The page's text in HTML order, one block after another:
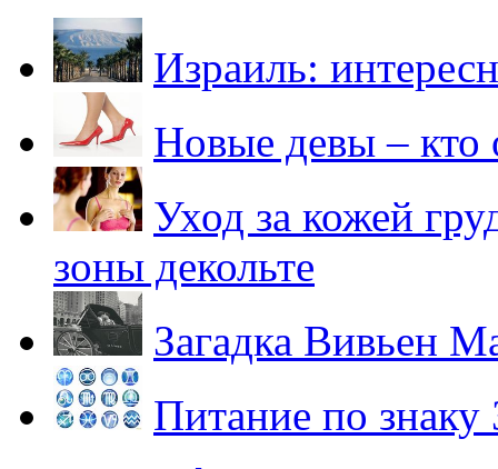
Израиль:
Новые девы – кто
Уход за кожей
зоны декольте
Загадка Вивьен
Питание по знаку